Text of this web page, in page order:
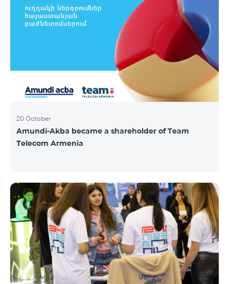
20 October
Amundi-Akba became a shareholder of Team
Telecom Armenia